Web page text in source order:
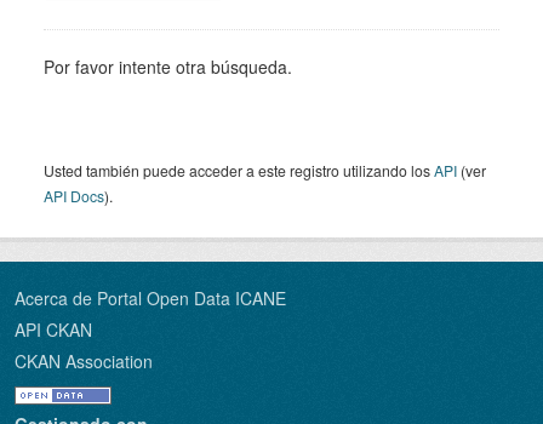
Por favor intente otra búsqueda.
Usted también puede acceder a este registro utilizando losAPI (ver
API Docs).
Acerca de Portal Open Data ICANE
API CKAN
CKAN Association